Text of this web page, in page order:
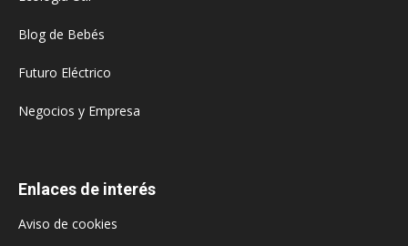
Blog de Bebés
Futuro Eléctrico
Negocios y Empresa
Enlaces de interés
Aviso de cookies